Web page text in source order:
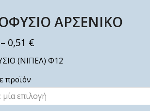
ΑΡΣΕΝΙΚΟ
– 0,51 €
(ΝΙΠΕΛ) Φ12
προϊόν